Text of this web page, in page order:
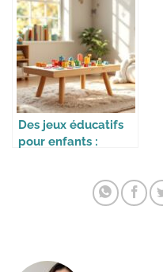
baptême ?
Des jeux éducatifs
pour enfants :